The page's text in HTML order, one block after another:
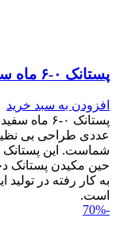
پستانک ۰-۶ ماه سفید و مشکی تویست شیک
افزودن به سبد خرید
پستانک ۰-
عددی طراحی بی نظیر
حین مکیدن پستانک
به کار رفته در
است.
-70%